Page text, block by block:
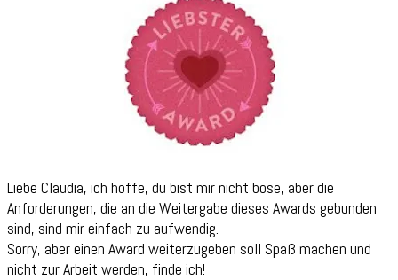
Liebe Claudia, ich hoffe, du bist mir nicht böse, aber die
Anforderungen, die an die Weitergabe dieses Awards gebunden
sind, sind mir einfach zu aufwendig.
Sorry, aber einen Award weiterzugeben soll Spaß machen und
nicht zur Arbeit werden, finde ich!